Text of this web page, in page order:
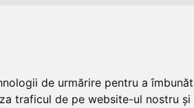
de urmărire pentru a
traficul de pe website-ul nostru